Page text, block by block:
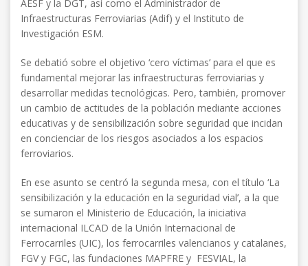
AESF y la DGT, así como el Administrador de
Infraestructuras Ferroviarias (Adif) y el Instituto de
Investigación ESM.
Se debatió sobre el objetivo ‘cero víctimas’ para el que es
fundamental mejorar las infraestructuras ferroviarias y
desarrollar medidas tecnológicas. Pero, también, promover
un cambio de actitudes de la población mediante acciones
educativas y de sensibilización sobre seguridad que incidan
en concienciar de los riesgos asociados a los espacios
ferroviarios.
En ese asunto se centró la segunda mesa, con el título ‘La
sensibilización y la educación en la seguridad vial’, a la que
se sumaron el Ministerio de Educación, la iniciativa
internacional ILCAD de la Unión Internacional de
Ferrocarriles (UIC), los ferrocarriles valencianos y catalanes,
FGV y FGC, las fundaciones MAPFRE y FESVIAL, la